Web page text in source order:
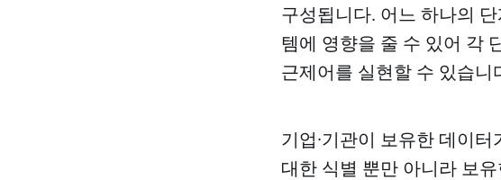
구성됩니다. 어느 하나의
템에 영향을 줄 수 있어 각
근제어를 실현할 수 있습니
기업·기관이 보유한 데이
대한 식별 뿐만 아니라 보